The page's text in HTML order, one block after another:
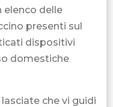
elenco delle
presenti sul
dispositivi
domestiche
che vi guidi